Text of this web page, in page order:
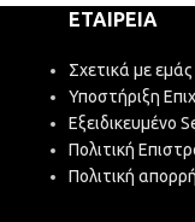
ΕΤΑΙΡΕΊΑ
Σχετικά με εμάς
Υποστήριξη
Εξειδικευμένο
Πολιτική
Πολιτική